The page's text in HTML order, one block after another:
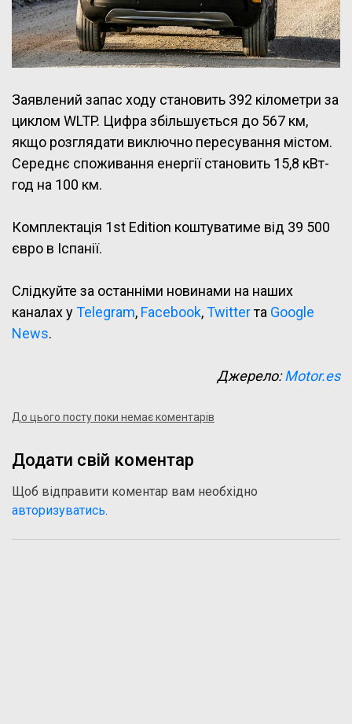
Заявлений запас ходу становить 392 кілометри за
циклом WLTP. Цифра збільшується до 567 км,
якщо розглядати виключно пересування містом.
Середнє споживання енергії становить 15,8 кВт-
год на 100 км.
Комплектація 1st Edition коштуватиме від 39 500
євро в Іспанії.
Слідкуйте за останніми новинами на наших
каналах уTelegram, Facebook,Twitterта Google
News.
Джерело:Motor.es
До цього посту поки немає коментарів
Додати свій коментар
Щоб відправити коментар вам необхідно
авторизуватись.